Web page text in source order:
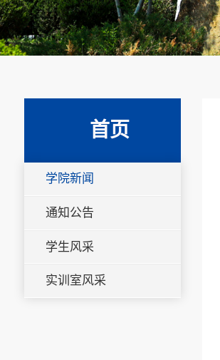
首页
学院新闻
通知公告
学生风采
实训室风采